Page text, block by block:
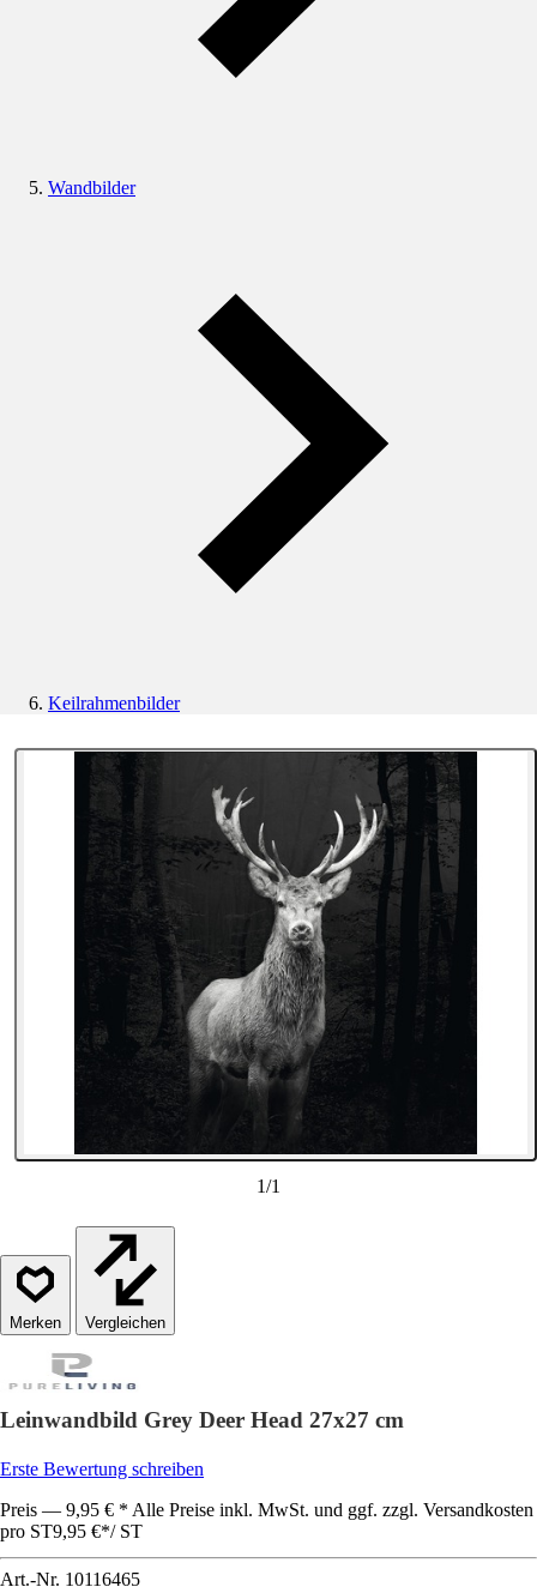
Wandbilder
Keilrahmenbilder
1/1
Vergleichen
Leinwandbild Grey Deer Head 27x27 cm
Erste Bewertung schreiben
Preis — 9,95 € * Alle Preise inkl. MwSt. und ggf. zzgl. Versandkosten
pro ST9,95 €*/ ST
Art.-Nr. 10116465